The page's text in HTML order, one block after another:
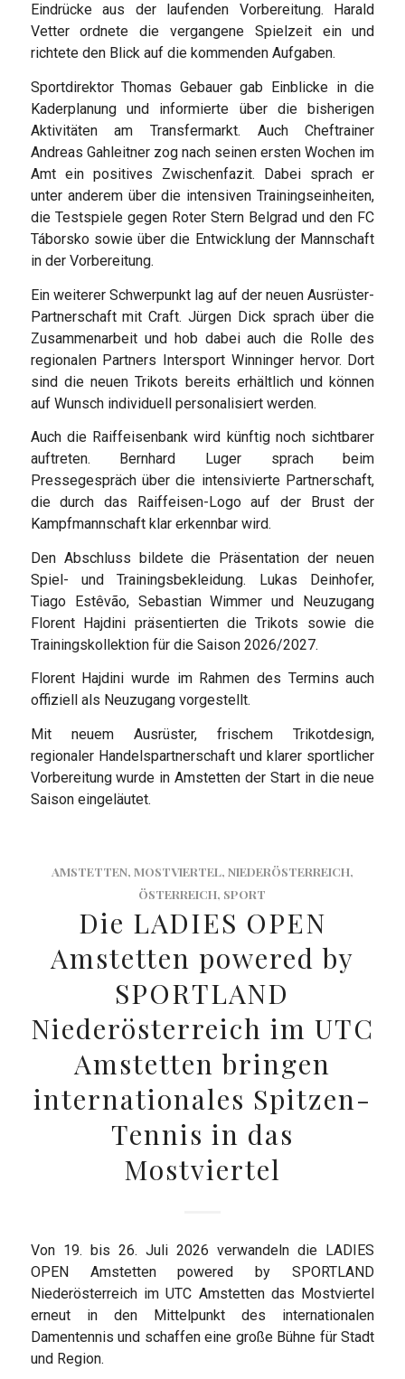
Eindrücke aus der laufenden Vorbereitung. Harald
Vetter ordnete die vergangene Spielzeit ein und
richtete den Blick auf die kommenden Aufgaben.
Sportdirektor Thomas Gebauer gab Einblicke in die
Kaderplanung und informierte über die bisherigen
Aktivitäten am Transfermarkt. Auch Cheftrainer
Andreas Gahleitner zog nach seinen ersten Wochen im
Amt ein positives Zwischenfazit. Dabei sprach er
unter anderem über die intensiven Trainingseinheiten,
die Testspiele gegen Roter Stern Belgrad und den FC
Táborsko sowie über die Entwicklung der Mannschaft
in der Vorbereitung.
Ein weiterer Schwerpunkt lag auf der neuen Ausrüster-
Partnerschaft mit Craft. Jürgen Dick sprach über die
Zusammenarbeit und hob dabei auch die Rolle des
regionalen Partners Intersport Winninger hervor. Dort
sind die neuen Trikots bereits erhältlich und können
auf Wunsch individuell personalisiert werden.
Auch die Raiffeisenbank wird künftig noch sichtbarer
auftreten. Bernhard Luger sprach beim
Pressegespräch über die intensivierte Partnerschaft,
die durch das Raiffeisen-Logo auf der Brust der
Kampfmannschaft klar erkennbar wird.
Den Abschluss bildete die Präsentation der neuen
Spiel- und Trainingsbekleidung. Lukas Deinhofer,
Tiago Estêvão, Sebastian Wimmer und Neuzugang
Florent Hajdini präsentierten die Trikots sowie die
Trainingskollektion für die Saison 2026/2027.
Florent Hajdini wurde im Rahmen des Termins auch
offiziell als Neuzugang vorgestellt.
Mit neuem Ausrüster, frischem Trikotdesign,
regionaler Handelspartnerschaft und klarer sportlicher
Vorbereitung wurde in Amstetten der Start in die neue
Saison eingeläutet.
AMSTETTEN, MOSTVIERTEL, NIEDERÖSTERREICH,
ÖSTERREICH SPORT
Die LADIES OPEN
Amstetten powered by
SPORTLAND
Niederösterreich im UTC
Amstetten bringen
internationales Spitzen-
Tennis in das
Mostviertel
Von 19. bis 26. Juli 2026 verwandeln die LADIES
OPEN Amstetten powered by SPORTLAND
Niederösterreich im UTC Amstetten das Mostviertel
erneut in den Mittelpunkt des internationalen
Damentennis und schaffen eine große Bühne für Stadt
und Region.